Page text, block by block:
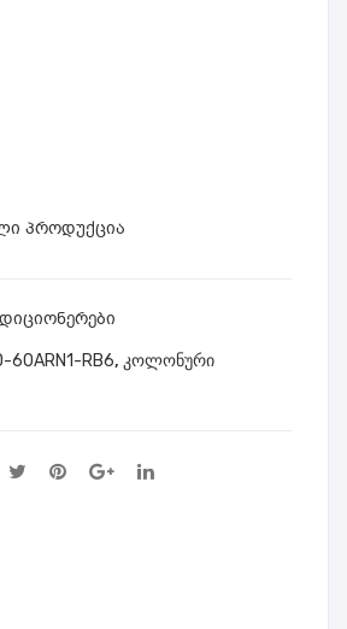
პროდუქცია
60ARN1-RB6, კოლონური